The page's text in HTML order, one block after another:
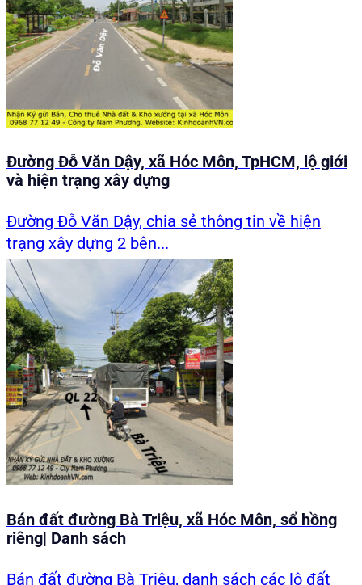
Đường Đỗ Văn Dậy, xã Hóc Môn, TpHCM, lộ giới
và hiện trạng xây dựng
Đường Đỗ Văn Dậy, chia sẻ thông tin về hiện
trạng xây dựng 2 bên...
Bán đất đường Bà Triệu, xã Hóc Môn, sổ hồng
riêng| Danh sách
Bán đất đường Bà Triệu, danh sách các lô đất